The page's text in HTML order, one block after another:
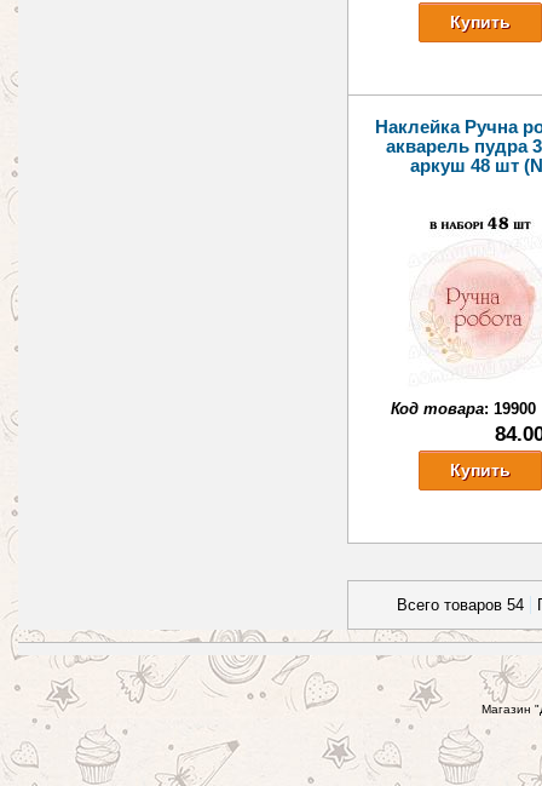
Наклейка Ручна
акварель пудра
аркуш 48 шт
Код товара:19900
Всего товаров 54
Магазин